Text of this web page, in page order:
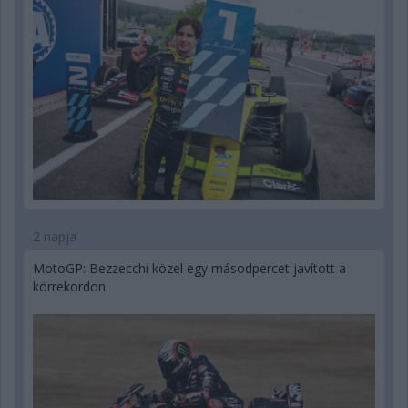
2 napja
MotoGP: Bezzecchi közel egy másodpercet javított a
körrekordon